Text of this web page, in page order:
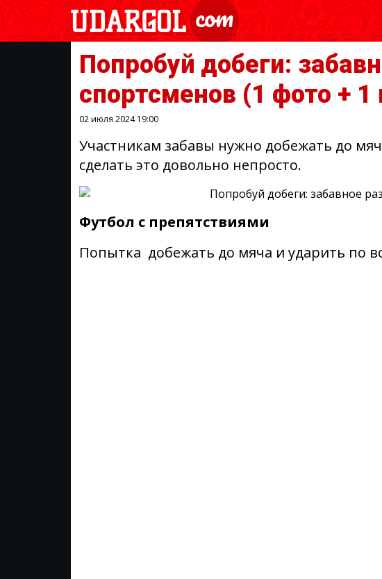
Попробуй добеги:
спортсменов (1 фото + 1
02 июля 202419:00
Участникам забавы нужно добежать до
сделать это довольно непросто.
Футбол с препятствиями
Попытка добежать до мяча и ударить по